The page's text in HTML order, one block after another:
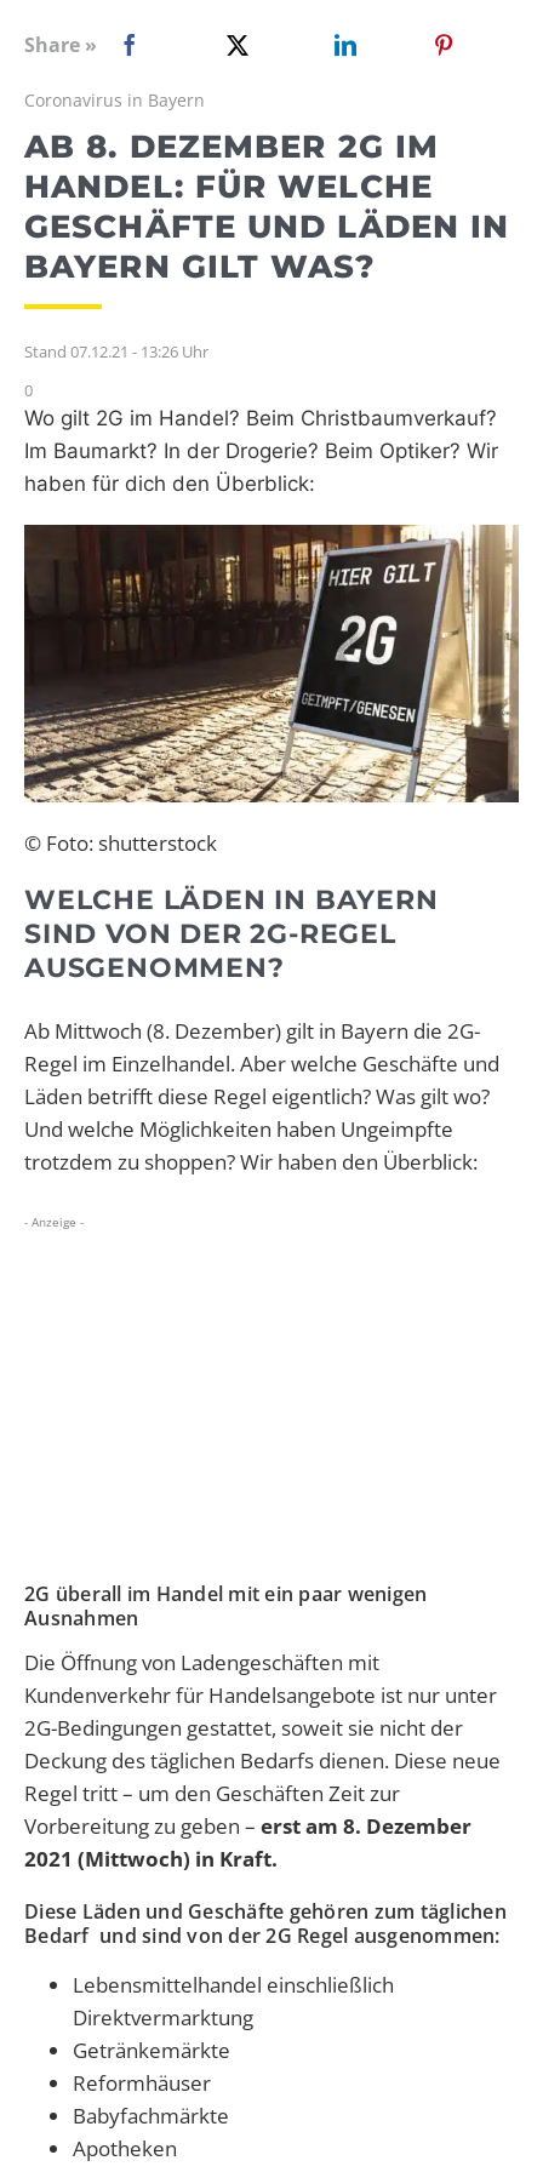
WEBRADIO
Share »
Coronavirus in Bayern
AB 8. DEZEMBER 2G IM
HANDEL: FÜR WELCHE
GESCHÄFTE UND LÄDEN IN
BAYERN GILT WAS?
Stand 07.12.21 - 13:26 Uhr
0
Wo gilt 2G im Handel? Beim Christbaumverkauf?
Im Baumarkt? In der Drogerie? Beim Optiker? Wir
haben für dich den Überblick:
© Foto: shutterstock
WELCHE LÄDEN IN BAYERN
SIND VON DER 2G-REGEL
AUSGENOMMEN?
Ab Mittwoch (8. Dezember) gilt in Bayern die 2G-
Regel im Einzelhandel. Aber welche Geschäfte und
Läden betrifft diese Regel eigentlich? Was gilt wo?
Und welche Möglichkeiten haben Ungeimpfte
trotzdem zu shoppen? Wir haben den Überblick:
- Anzeige -
2G überall im Handel mit ein paar wenigen
Ausnahmen
Die Öffnung von Ladengeschäften mit
Kundenverkehr für Handelsangebote ist nur unter
2G-Bedingungen gestattet, soweit sie nicht der
Deckung des täglichen Bedarfs dienen. Diese neue
Regel tritt – um den Geschäften Zeit zur
Vorbereitung zu geben – erst am 8. Dezember
2021 (Mittwoch) in Kraft.
Diese Läden und Geschäfte gehören zum täglichen
Bedarf und sind von der 2G Regel ausgenommen:
Lebensmittelhandel einschließlich
Direktvermarktung
Getränkemärkte
Reformhäuser
Babyfachmärkte
Apotheken